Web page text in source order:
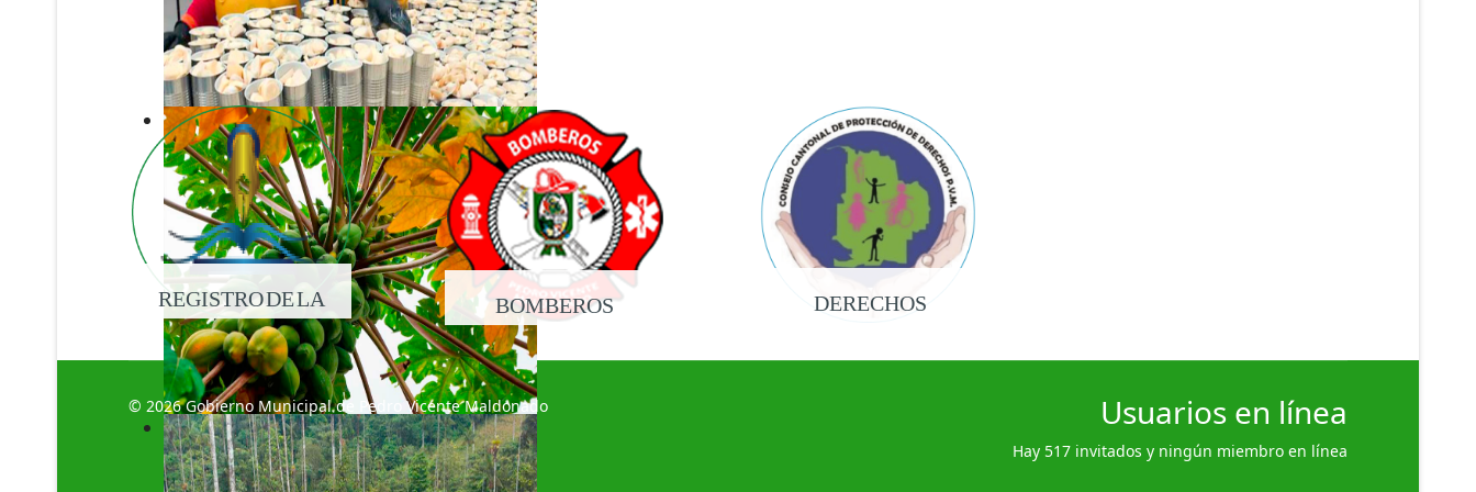
REGISTRO DE LA
PROPIEDAD
BOMBEROS DERECHOS
© 2026 Gobierno Municipal de Pedro Vicente Maldonado Usuarios en línea
Hay 517 invitados y ningún miembro en línea